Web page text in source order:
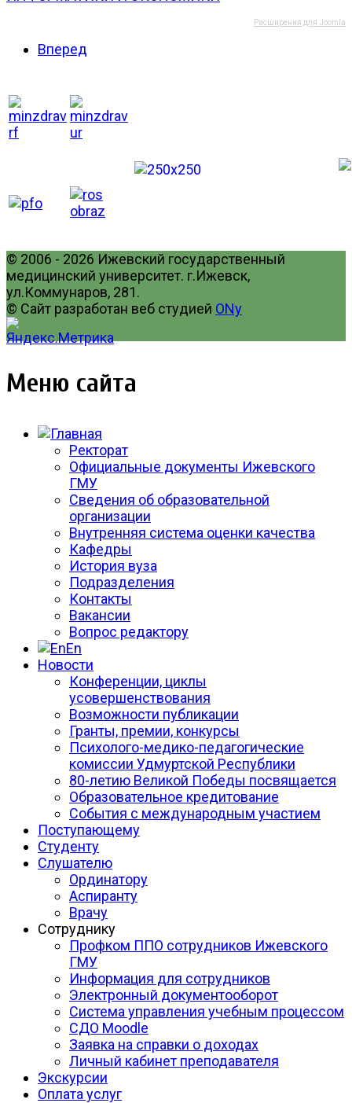
Расширения для Joomla
Вперед
© 2006 - 2026 Ижевский государственный
медицинский университет. г.Ижевск,
ул.Коммунаров, 281.
© Сайт разработан веб студией ONy
Меню сайта
Ректорат
Официальные документы Ижевского
ГМУ
Сведения об образовательной
организации
Внутренняя система оценки качества
Кафедры
История вуза
Подразделения
Контакты
Вакансии
Вопрос редактору
En
Новости
Конференции, циклы
усовершенствования
Возможности публикации
Гранты, премии, конкурсы
Психолого-медико-педагогические
комиссии Удмуртской Республики
80-летию Великой Победы посвящается
Образовательное кредитование
События с международным участием
Поступающему
Студенту
Слушателю
Ординатору
Аспиранту
Врачу
Сотруднику
Профком ППО сотрудников Ижевского
ГМУ
Информация для сотрудников
Электронный документооборот
Система управления учебным процессом
СДО Moodle
Заявка на справки о доходах
Личный кабинет преподавателя
Экскурсии
Оплата услуг